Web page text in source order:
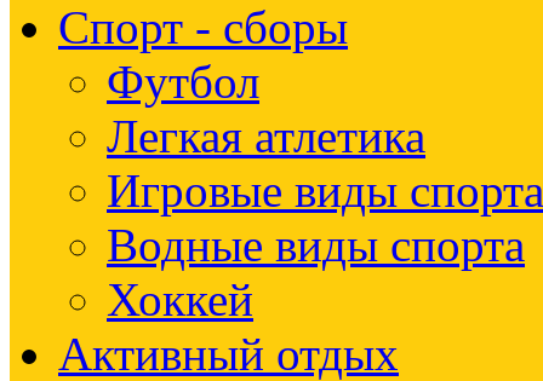
Спорт - сборы
Футбол
Легкая атлетика
Игровые виды спорта
Водные виды спорта
Хоккей
Активный отдых